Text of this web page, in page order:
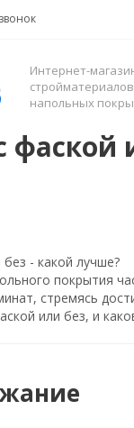
Интернет-
напольных
фаской
- какой лучше?
покрытия
стремясь
или без, и